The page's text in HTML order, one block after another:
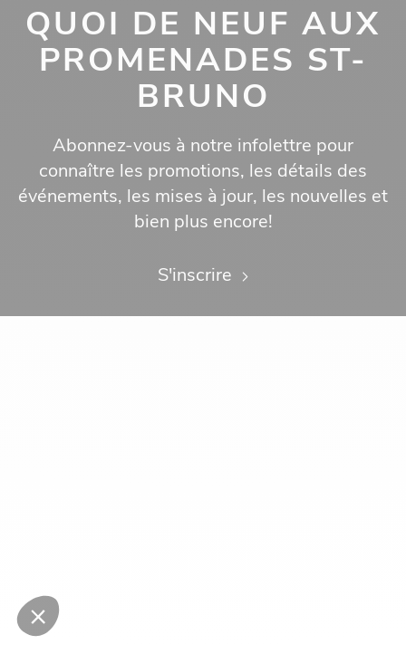
QUOI DE NEUF AUX
PROMENADES ST-
BRUNO
Abonnez-vous à notre infolettre pour
connaître les promotions, les détails des
événements, les mises à jour, les nouvelles et
bien plus encore!
S'inscrire